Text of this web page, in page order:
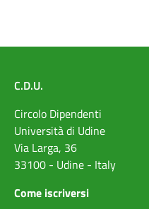
C.D.U.
Circolo Dipendenti
Università di Udine
Via Larga, 36
33100 - Udine - Italy
Come iscriversi